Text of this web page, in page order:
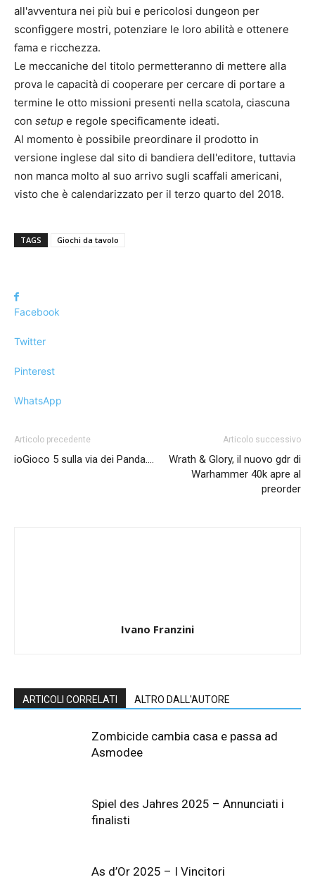
all'avventura nei più bui e pericolosi dungeon per
sconfiggere mostri, potenziare le loro abilità e ottenere
fama e ricchezza.
Le meccaniche del titolo permetteranno di mettere alla
prova le capacità di cooperare per cercare di portare a
termine le otto missioni presenti nella scatola, ciascuna
con setup e regole specificamente ideati.
Al momento è possibile preordinare il prodotto in
versione inglese dal sito di bandiera dell'editore, tuttavia
non manca molto al suo arrivo sugli scaffali americani,
visto che è calendarizzato per il terzo quarto del 2018.
TAGS Giochi da tavolo
Facebook
Twitter
Pinterest
WhatsApp
Articolo precedente
ioGioco 5 sulla via dei Panda….
Articolo successivo
Wrath & Glory, il nuovo gdr di
Warhammer 40k apre al
preorder
Ivano Franzini
ARTICOLI CORRELATI ALTRO DALL'AUTORE
Zombicide cambia casa e passa ad
Asmodee
Spiel des Jahres 2025 – Annunciati i
finalisti
As d’Or 2025 – I Vincitori